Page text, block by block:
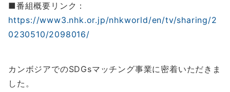
■番組概要リンク：
https://www3.nhk.or.jp/nhkworld/en/tv/sharing/2
0230510/2098016/
カンボジアでのSDGsマッチング事業に密着いただきま
した。